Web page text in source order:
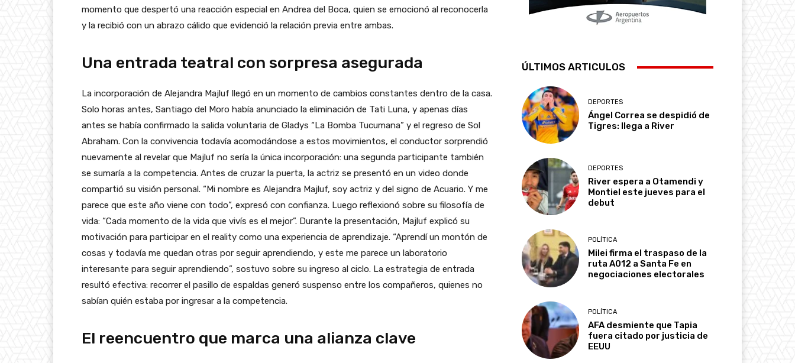
momento que despertó una reacción especial en Andrea del Boca, quien se emocionó al reconocerla
y la recibió con un abrazo cálido que evidenció la relación previa entre ambas.
Una entrada teatral con sorpresa asegurada
La incorporación de Alejandra Majluf llegó en un momento de cambios constantes dentro de la casa.
Solo horas antes, Santiago del Moro había anunciado la eliminación de Tati Luna, y apenas días
antes se había confirmado la salida voluntaria de Gladys “La Bomba Tucumana” y el regreso de Sol
Abraham. Con la convivencia todavía acomodándose a estos movimientos, el conductor sorprendió
nuevamente al revelar que Majluf no sería la única incorporación: una segunda participante también
se sumaría a la competencia. Antes de cruzar la puerta, la actriz se presentó en un video donde
compartió su visión personal. “Mi nombre es Alejandra Majluf, soy actriz y del signo de Acuario. Y me
parece que este año viene con todo”, expresó con confianza. Luego reflexionó sobre su filosofía de
vida: “Cada momento de la vida que vivís es el mejor”. Durante la presentación, Majluf explicó su
motivación para participar en el reality como una experiencia de aprendizaje. “Aprendí un montón de
cosas y todavía me quedan otras por seguir aprendiendo, y este me parece un laboratorio
interesante para seguir aprendiendo”, sostuvo sobre su ingreso al ciclo. La estrategia de entrada
resultó efectiva: recorrer el pasillo de espaldas generó suspenso entre los compañeros, quienes no
sabían quién estaba por ingresar a la competencia.
El reencuentro que marca una alianza clave
ÚLTIMOS ARTICULOS
DEPORTES
Ángel Correa se despidió de
Tigres: llega a River
DEPORTES
River espera a Otamendi y
Montiel este jueves para el
debut
POLÍTICA
Milei firma el traspaso de la
ruta A012 a Santa Fe en
negociaciones electorales
POLÍTICA
AFA desmiente que Tapia
fuera citado por justicia de
EEUU